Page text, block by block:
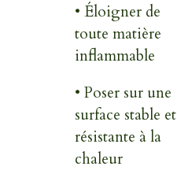
• Éloigner de
toute matière
inflammable
• Poser sur une
surface stable et
résistante à la
chaleur